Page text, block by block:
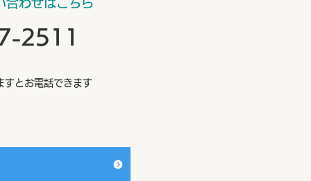
合わせはこちら
2511
すとお電話できます